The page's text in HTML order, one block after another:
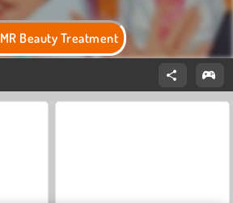
Beauty Treatment